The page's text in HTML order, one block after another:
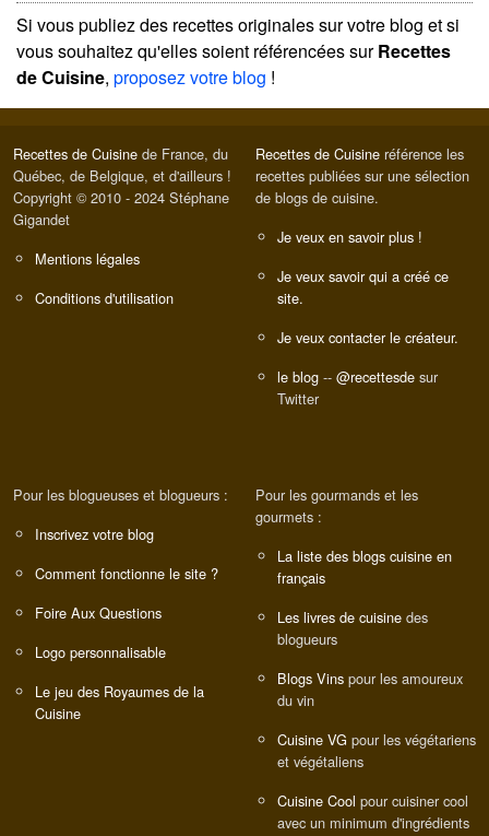
Si vous publiez des recettes originales sur votre blog et si
vous souhaitez qu'elles soient référencées surRecettes
de Cuisine, proposez votre blog !
Recettes de Cuisine de France, du
Québec, de Belgique, et d'ailleurs !
Copyright © 2010 - 2024 Stéphane
Gigandet
Mentions légales
Conditions d'utilisation
Recettes de Cuisine référence les
recettes publiées sur une sélection
de blogs de cuisine.
Je veux en savoir plus !
Je veux savoir qui a créé ce
site.
Je veux contacter le créateur.
le blog -- @recettesde sur
Twitter
Pour les blogueuses et blogueurs :
Inscrivez votre blog
Comment fonctionne le site ?
Foire Aux Questions
Logo personnalisable
Le jeu des Royaumes de la
Cuisine
Pour les gourmands et les
gourmets :
La liste des blogs cuisine en
français
Les livres de cuisine des
blogueurs
Blogs Vins pour les amoureux
du vin
Cuisine VG pour les végétariens
et végétaliens
Cuisine Cool pour cuisiner cool
avec un minimum d'ingrédients